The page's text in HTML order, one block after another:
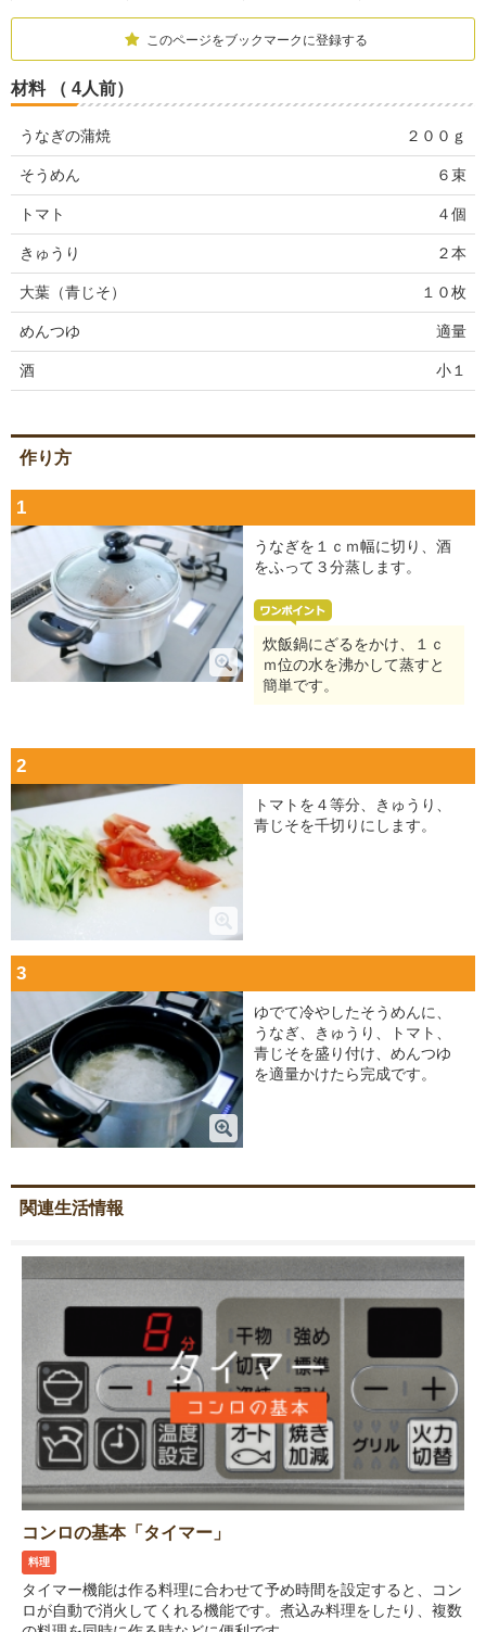
このページをブックマークに登録する
材料 （ 4人前）
うなぎの蒲焼 ２００ｇ
そうめん ６束
トマト ４個
きゅうり ２本
大葉（青じそ） １０枚
めんつゆ 適量
酒 小１
作り方
1
うなぎを１ｃｍ幅に切り、酒
をふって３分蒸します。
炊飯鍋にざるをかけ、１ｃ
ｍ位の水を沸かして蒸すと
簡単です。
2
トマトを４等分、きゅうり、
青じそを千切りにします。
3
ゆでて冷やしたそうめんに、
うなぎ、きゅうり、トマト、
青じそを盛り付け、めんつゆ
を適量かけたら完成です。
関連生活情報
コンロの基本「タイマー」
料理
タイマー機能は作る料理に合わせて予め時間を設定すると、コン
ロが自動で消火してくれる機能です。煮込み料理をしたり、複数